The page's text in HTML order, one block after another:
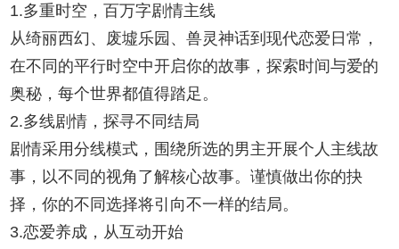
1.多重时空，百万字剧情主线
从绮丽西幻、废墟乐园、兽灵神话到现代恋爱日常，
在不同的平行时空中开启你的故事，探索时间与爱的
奥秘，每个世界都值得踏足。
2.多线剧情，探寻不同结局
剧情采用分线模式，围绕所选的男主开展个人主线故
事，以不同的视角了解核心故事。谨慎做出你的抉
择，你的不同选择将引向不一样的结局。
3.恋爱养成，从互动开始